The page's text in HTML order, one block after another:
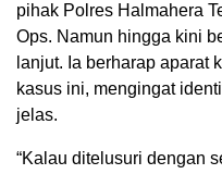
pihak Polres Halmahera
Ops. Namun hingga kini
lanjut. Ia berharap aparat
kasus ini, mengingat
jelas.
“Kalau ditelusuri dengan